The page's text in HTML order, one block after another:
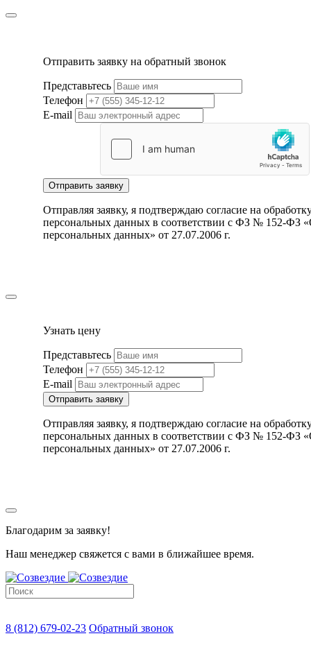
Отправить заявку на обратный звонок
Представьтесь
Телефон
E-mail
Отправить заявку
Отправляя заявку, я подтверждаю согласие на
персональных данных в соответствии с ФЗ № 152-ФЗ
персональных данных» от 27.07.2006 г.
Узнать цену
Представьтесь
Телефон
E-mail
Отправить заявку
Отправляя заявку, я подтверждаю согласие на
персональных данных в соответствии с ФЗ № 152-ФЗ
персональных данных» от 27.07.2006 г.
Благодарим за заявку!
Наш менеджер свяжется с вами в ближайшее время.
8 (812) 679-02-23 Обратный звонок